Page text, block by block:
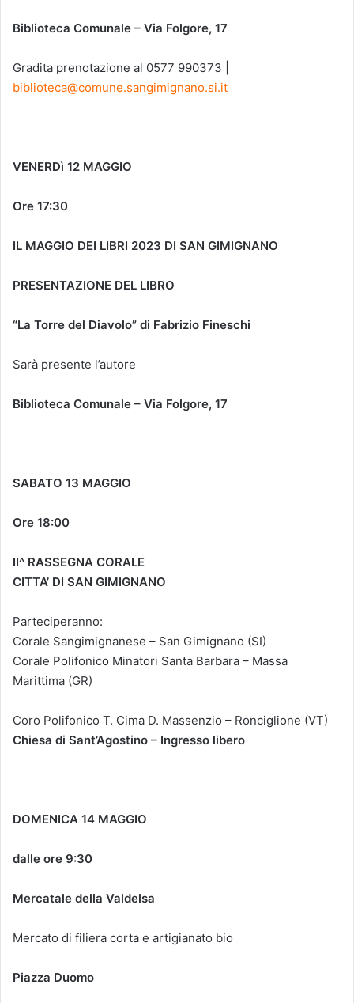
Biblioteca Comunale – Via Folgore, 17
Gradita prenotazione al 0577 990373 |
biblioteca@comune.sangimignano.si.it
VENERDì 12 MAGGIO
Ore 17:30
IL MAGGIO DEI LIBRI 2023 DI SAN GIMIGNANO
PRESENTAZIONE DEL LIBRO
“La Torre del Diavolo” di Fabrizio Fineschi
Sarà presente l’autore
Biblioteca Comunale – Via Folgore, 17
SABATO 13 MAGGIO
Ore 18:00
II^ RASSEGNA CORALE
CITTA’ DI SAN GIMIGNANO
Parteciperanno:
Corale Sangimignanese – San Gimignano (SI)
Corale Polifonico Minatori Santa Barbara – Massa
Marittima (GR)
Coro Polifonico T. Cima D. Massenzio – Ronciglione (VT)
Chiesa di Sant’Agostino – Ingresso libero
DOMENICA 14 MAGGIO
dalle ore 9:30
Mercatale della Valdelsa
Mercato di filiera corta e artigianato bio
Piazza Duomo